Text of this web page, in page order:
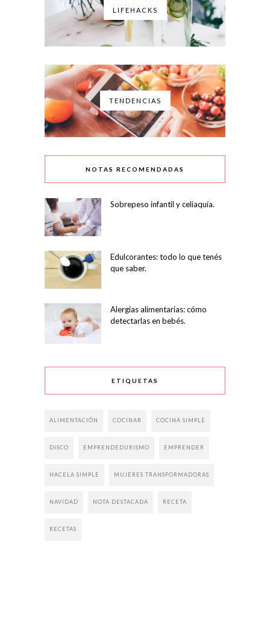
LIFEHACKS
TENDENCIAS
NOTAS RECOMENDADAS
Sobrepeso infantil y celiaquía.
Edulcorantes: todo lo que tenés
que saber.
Alergias alimentarias: cómo
detectarlas en bebés.
ETIQUETAS
ALIMENTACIÓN COCINAR COCINA SIMPLE
DISCO EMPRENDEDURISMO EMPRENDER
HACELA SIMPLE MUJERES TRANSFORMADORAS
NAVIDAD NOTA DESTACADA RECETA
RECETAS